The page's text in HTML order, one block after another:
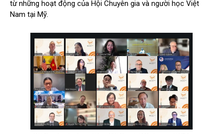
từ những hoạt động của Hội Chuyên gia và người học Việt
Nam tại Mỹ.